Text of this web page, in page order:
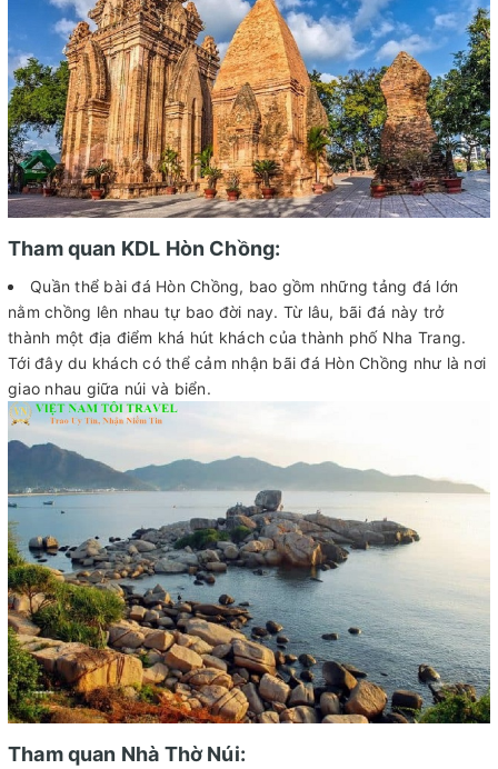
Tham quan KDL Hòn Chồng:
Quần thể bài đá Hòn Chồng, bao gồm những tảng đá lớn
nằm chồng lên nhau tự bao đời nay. Từ lâu, bãi đá này trở
thành một địa điểm khá hút khách của thành phố Nha Trang.
Tới đây du khách có thể cảm nhận bãi đá Hòn Chồng như là nơi
giao nhau giữa núi và biển.
Tham quan Nhà Thờ Núi: